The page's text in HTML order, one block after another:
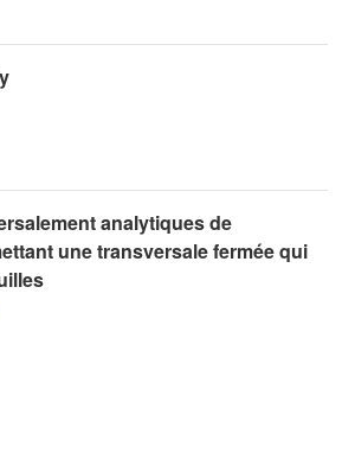
analytiques de
une transversale fermée qui